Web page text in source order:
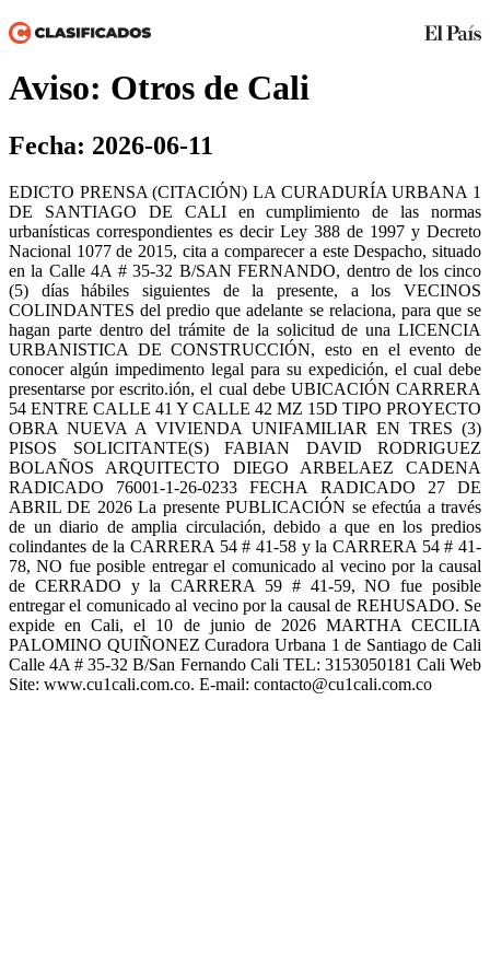
Aviso: Otros de Cali
Fecha: 2026-06-11
EDICTO PRENSA (CITACIÓN) LA CURADURÍA URBANA 1
DE SANTIAGO DE CALI en cumplimiento de las normas
urbanísticas correspondientes es decir Ley 388 de 1997 y Decreto
Nacional 1077 de 2015, cita a comparecer a este Despacho, situado
en la Calle 4A # 35-32 B/SAN FERNANDO, dentro de los cinco
(5) días hábiles siguientes de la presente, a los VECINOS
COLINDANTES del predio que adelante se relaciona, para que se
hagan parte dentro del trámite de la solicitud de una LICENCIA
URBANISTICA DE CONSTRUCCIÓN, esto en el evento de
conocer algún impedimento legal para su expedición, el cual debe
presentarse por escrito.ión, el cual debe UBICACIÓN CARRERA
54 ENTRE CALLE 41 Y CALLE 42 MZ 15D TIPO PROYECTO
OBRA NUEVA A VIVIENDA UNIFAMILIAR EN TRES (3)
PISOS SOLICITANTE(S) FABIAN DAVID RODRIGUEZ
BOLAÑOS ARQUITECTO DIEGO ARBELAEZ CADENA
RADICADO 76001-1-26-0233 FECHA RADICADO 27 DE
ABRIL DE 2026 La presente PUBLICACIÓN se efectúa a través
de un diario de amplia circulación, debido a que en los predios
colindantes de la CARRERA 54 # 41-58 y la CARRERA 54 # 41-
78, NO fue posible entregar el comunicado al vecino por la causal
de CERRADO y la CARRERA 59 # 41-59, NO fue posible
entregar el comunicado al vecino por la causal de REHUSADO. Se
expide en Cali, el 10 de junio de 2026 MARTHA CECILIA
PALOMINO QUIÑONEZ Curadora Urbana 1 de Santiago de Cali
Calle 4A # 35-32 B/San Fernando Cali TEL: 3153050181 Cali Web
Site: www.cu1cali.com.co. E-mail: contacto@cu1cali.com.co